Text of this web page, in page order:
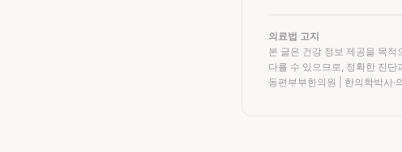
의료법 고지
본 글은 건강 정보 제공을 목
다를 수 있으므로, 정확한 진
동편부부한의원 | 한의학박사·